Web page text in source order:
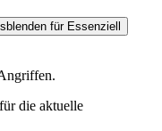
für Essenziell
die aktuelle